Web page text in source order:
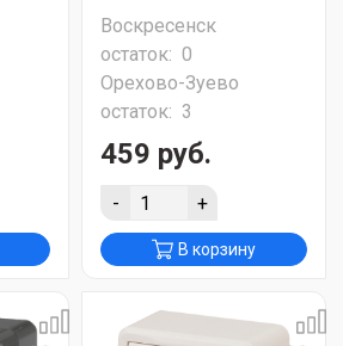
Воскресенск
остаток: 0
Орехово-Зуево
остаток: 3
459 руб.
- +
В корзину